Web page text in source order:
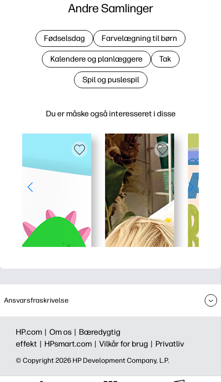
Du er måske også interesseret i disse
Andre Samlinger
Fødselsdag Farvelægning til børn
Kalendere og planlæggere Tak
Spil og puslespil
Ansvarsfraskrivelse
HP.com | Om os | Bæredygtig
effekt | HPsmart.com | Vilkår for brug | Privatliv
©️ Copyright 2026 HP Development Company, L.P.